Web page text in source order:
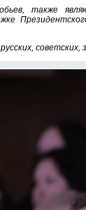
также